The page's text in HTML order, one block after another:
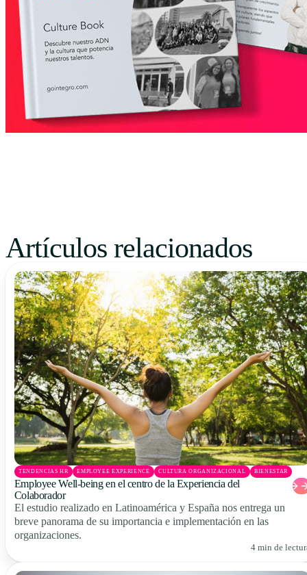
Artículos relacionados
TENDENCIAS HR EMPLOYEE EXPERIENCE CULTURA ORGANIZACIONAL BIENESTAR
Employee Well-being en el centro de la Experiencia del
Colaborador
El estudio realizado en Latinoamérica y España nos entrega un
breve panorama de su importancia e implementación en las
organizaciones.
4 min de